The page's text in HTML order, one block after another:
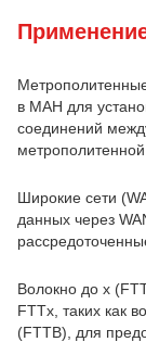
в МАН для
соединений
метрополитенной
Широкие сети
данных через
Волокно до x
FTTx, таких как
(FTTB), для